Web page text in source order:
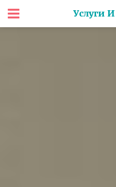
Услуги